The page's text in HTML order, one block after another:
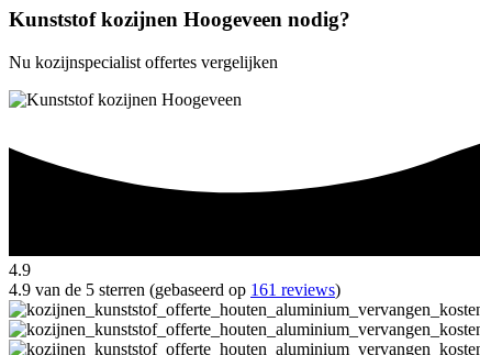
Kunststof kozijnen Hoogeveen nodig?
Nu kozijnspecialist offertes vergelijken
4.9
4.9 van de 5 sterren (gebaseerd op 161 reviews)